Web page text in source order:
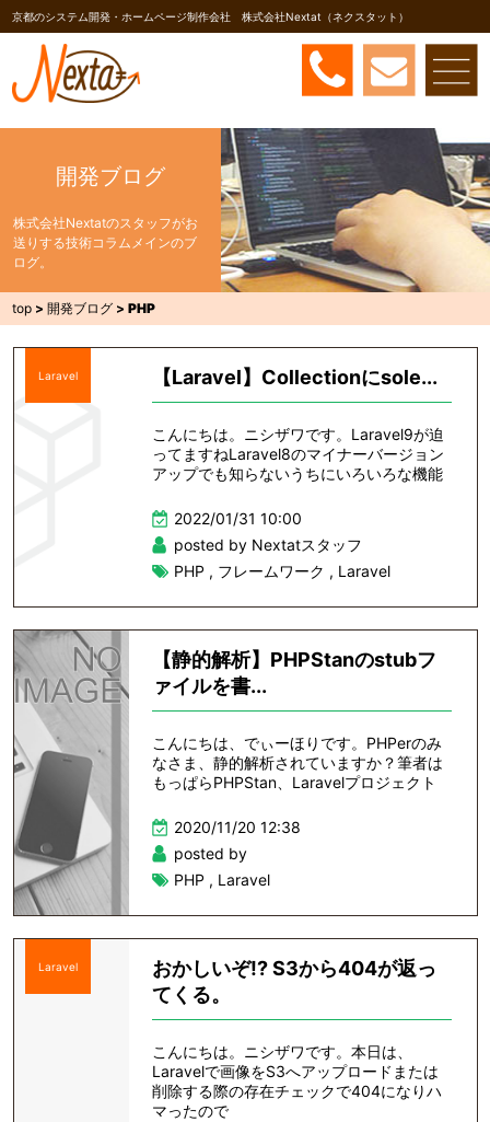
京都のシステム開発・ホームページ制作会社 株式会社Nextat（ネクスタット）
開発ブログ
株式会社Nextatのスタッフがお
送りする技術コラムメインのブ
ログ。
top >開発ブログ >PHP
Laravel 【Laravel】Collectionにsole...
こんにちは。ニシザワです。Laravel9が迫
ってますねLaravel8のマイナーバージョン
アップでも知らないうちにいろいろな機能
2022/01/31 10:00
posted by Nextatスタッフ
PHP , フレームワーク , Laravel
【静的解析】PHPStanのstubフ
ァイルを書...
こんにちは、でぃーほりです。PHPerのみ
なさま、静的解析されていますか？筆者は
もっぱらPHPStan、Laravelプロジェクト
2020/11/20 12:38
posted by
PHP , Laravel
Laravel
おかしいぞ!? S3から404が返っ
てくる。
こんにちは。ニシザワです。本日は、
Laravelで画像をS3へアップロードまたは
削除する際の存在チェックで404になりハ
マったので